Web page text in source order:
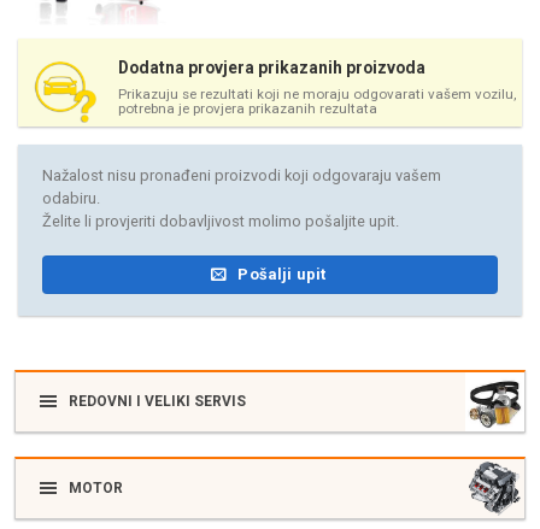
Dodatna provjera prikazanih proizvoda
Prikazuju se rezultati koji ne moraju odgovarati vašem vozilu,
potrebna je provjera prikazanih rezultata
Nažalost nisu pronađeni proizvodi koji odgovaraju vašem
odabiru.
Želite li provjeriti dobavljivost molimo pošaljite upit.
Pošalji upit
REDOVNI I VELIKI SERVIS
MOTOR